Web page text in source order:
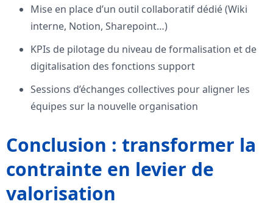
Mise en place d’un outil collaboratif dédié (Wiki
interne, Notion, Sharepoint…)
KPIs de pilotage du niveau de formalisation et de
digitalisation des fonctions support
Sessions d’échanges collectives pour aligner les
équipes sur la nouvelle organisation
Conclusion : transformer la
contrainte en levier de
valorisation